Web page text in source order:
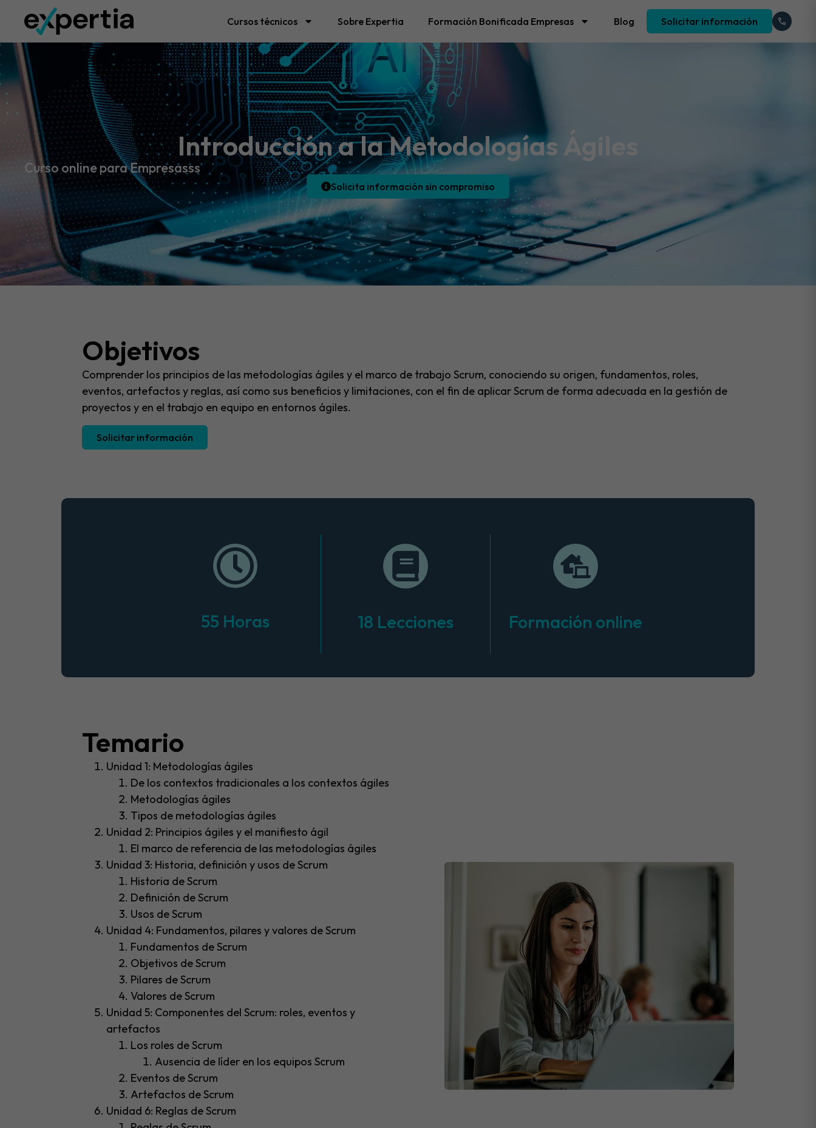
Cursos técnicos Sobre Expertia Formación Bonificada Empresas Blog Solicitar información
Introducción a la Metodologías Ágiles
Curso online para Empresasss
Solicita información sin compromiso
Objetivos
Comprender los principios de las metodologías ágiles y el marco de trabajo Scrum, conociendo su origen, fundamentos, roles,
eventos, artefactos y reglas, así como sus beneficios y limitaciones, con el fin de aplicar Scrum de forma adecuada en la gestión de
proyectos y en el trabajo en equipo en entornos ágiles.
Solicitar información
55 Horas 18 Lecciones Formación online
Temario​
Unidad 1: Metodologías ágiles
De los contextos tradicionales a los contextos ágiles
Metodologías ágiles
Tipos de metodologías ágiles
Unidad 2: Principios ágiles y el manifiesto ágil
El marco de referencia de las metodologías ágiles
Unidad 3: Historia, definición y usos de Scrum
Historia de Scrum
Definición de Scrum
Usos de Scrum
Unidad 4: Fundamentos, pilares y valores de Scrum
Fundamentos de Scrum
Objetivos de Scrum
Pilares de Scrum
Valores de Scrum
Unidad 5: Componentes del Scrum: roles, eventos y
artefactos
Los roles de Scrum
Ausencia de líder en los equipos Scrum
Eventos de Scrum
Artefactos de Scrum
Unidad 6: Reglas de Scrum